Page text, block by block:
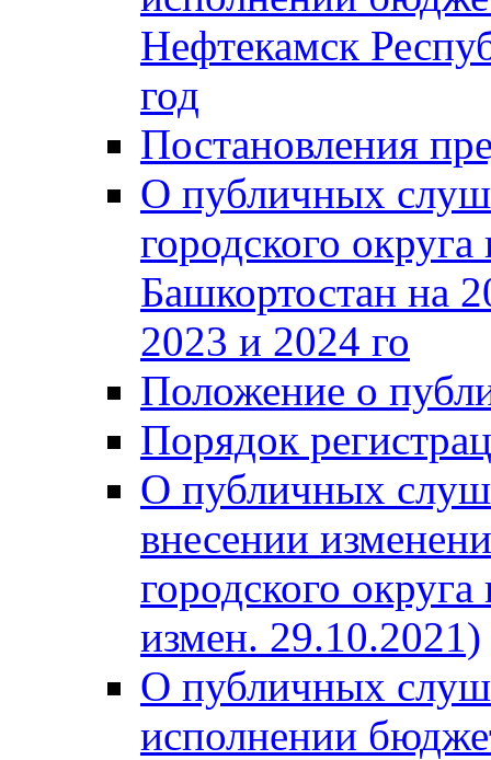
Нефтекамск
год
Постановления
О публичных
городского
Башкортостан на
2023 и 2024 го
Положение о
Порядок
О публичных
внесении
городского
измен. 29.10.2021)
О публичных
исполнении